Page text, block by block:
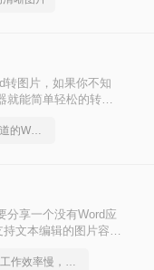
转图片，如果你不知
就能简单轻松的转换
分享一个大家都不知道的Word文档转图片方法
分享一个没有Word应
文本编辑的图片容器
为图片。
不是这届员工工作效率慢，是你不会word转图片这一招！